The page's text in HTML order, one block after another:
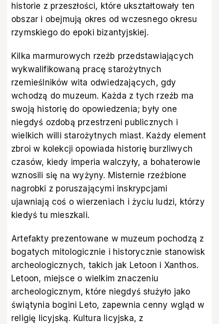
historie z przeszłości, które ukształtowały ten
obszar i obejmują okres od wczesnego okresu
rzymskiego do epoki bizantyjskiej.
Kilka marmurowych rzeźb przedstawiających
wykwalifikowaną pracę starożytnych
rzemieślników wita odwiedzających, gdy
wchodzą do muzeum. Każda z tych rzeźb ma
swoją historię do opowiedzenia; były one
niegdyś ozdobą przestrzeni publicznych i
wielkich willi starożytnych miast. Każdy element
zbroi w kolekcji opowiada historię burzliwych
czasów, kiedy imperia walczyły, a bohaterowie
wznosili się na wyżyny. Misternie rzeźbione
nagrobki z poruszającymi inskrypcjami
ujawniają coś o wierzeniach i życiu ludzi, którzy
kiedyś tu mieszkali.
Artefakty prezentowane w muzeum pochodzą z
bogatych mitologicznie i historycznie stanowisk
archeologicznych, takich jak Letoon i Xanthos.
Letoon, miejsce o wielkim znaczeniu
archeologicznym, które niegdyś służyło jako
świątynia bogini Leto, zapewnia cenny wgląd w
religię licyjską. Kultura licyjska, z